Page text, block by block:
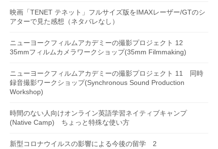
映画「TENET テネット」フルサイズ版をIMAXレーザー/GTのシ
アターで見た感想（ネタバレなし）
ニューヨークフィルムアカデミーの撮影プロジェクト 12
35mmフィルムカメラワークショップ(35mm Filmmaking)
ニューヨークフィルムアカデミーの撮影プロジェクト 11 同時
録音撮影ワークショップ(Synchronous Sound Production
Workshop)
時間のない人向けオンライン英語学習ネイティブキャンプ
(Native Camp) ちょっと特殊な使い方
新型コロナウイルスの影響による今後の留学 2